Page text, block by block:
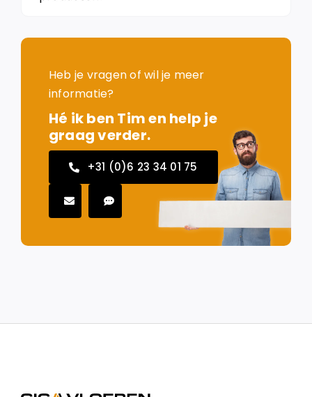
Heb je vragen of wil je meer
informatie?
Hé ik ben Tim en help je
graag verder.
+31 (0)6 23 34 01 75